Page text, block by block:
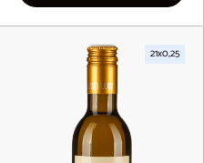
21x0,25